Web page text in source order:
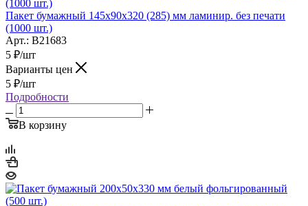
Пакет бумажный 145х90х320 (285) мм ламинир. без печати
(1000 шт.)
Арт.: B21683
5 ₽/шт
Варианты цен
5 ₽/шт
Подробности
В корзину